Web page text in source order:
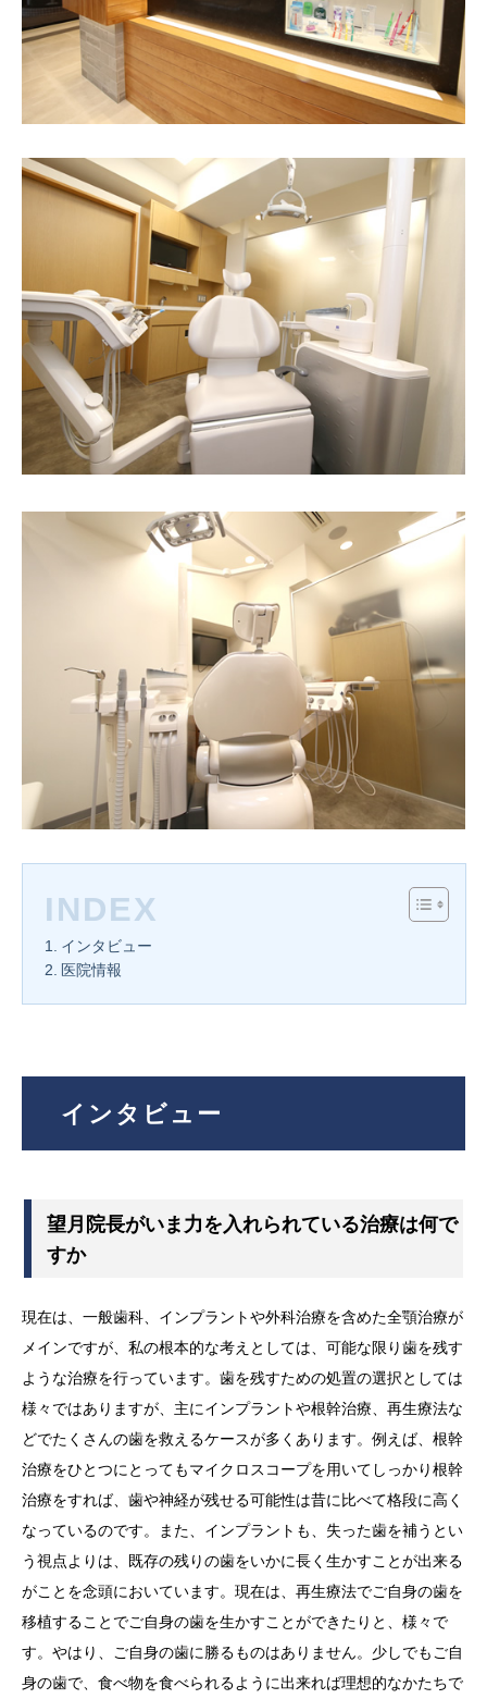
INDEX
インタビュー
医院情報
インタビュー
望月院長がいま力を入れられている治療は何で
すか
現在は、一般歯科、インプラントや外科治療を含めた全顎治療が
メインですが、私の根本的な考えとしては、可能な限り歯を残す
ような治療を行っています。歯を残すための処置の選択としては
様々ではありますが、主にインプラントや根幹治療、再生療法な
どでたくさんの歯を救えるケースが多くあります。例えば、根幹
治療をひとつにとってもマイクロスコープを用いてしっかり根幹
治療をすれば、歯や神経が残せる可能性は昔に比べて格段に高く
なっているのです。また、インプラントも、失った歯を補うとい
う視点よりは、既存の残りの歯をいかに長く生かすことが出来る
がことを念頭においています。現在は、再生療法でご自身の歯を
移植することでご自身の歯を生かすことができたりと、様々で
す。 やはり、ご自身の歯に勝るものはありません。少しでもご自
身の歯で、食べ物を食べられるように出来れば理想的なかたちで